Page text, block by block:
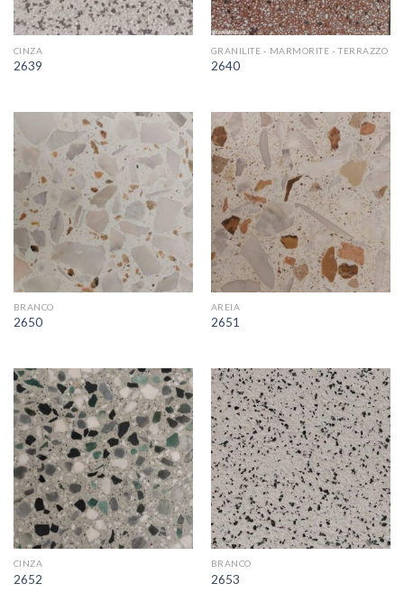
CINZA
2639
GRANILITE - MARMORITE - TERRAZZO
2640
BRANCO
2650
AREIA
2651
CINZA
2652
BRANCO
2653